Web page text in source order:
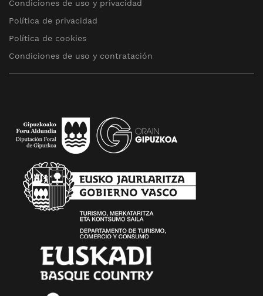
Condiciones de uso y privacidad
Política de privacidad
Política de cookies
Condiciones de uso y contratación